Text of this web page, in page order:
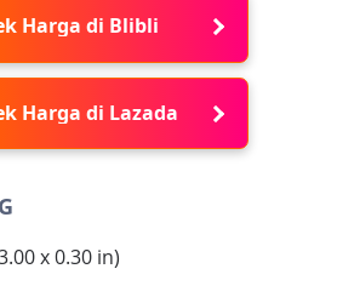
Harga di Blibli
Harga di Lazada
x 0.30 in)